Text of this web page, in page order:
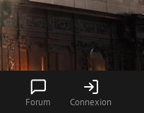
Forum Connexion